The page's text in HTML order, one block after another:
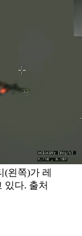
왼쪽)가 레
있다. 출처